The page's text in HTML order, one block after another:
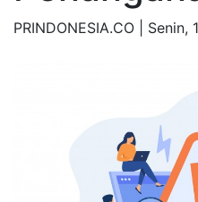
PRINDONESIA.CO | Senin,